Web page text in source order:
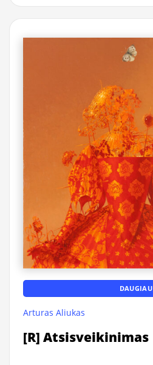
DAUGIAU
Arturas Aliukas
[R] Atsisveikinimas